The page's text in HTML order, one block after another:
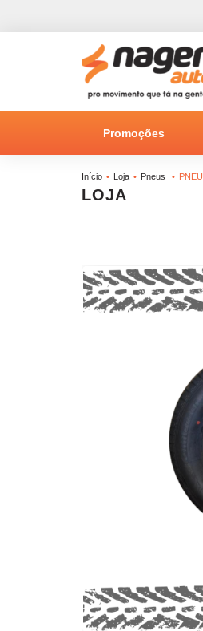
Promoções
Início Loja Pneus
LOJA